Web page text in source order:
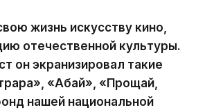
жизнь искусству кино,
отечественной культуры.
он экранизировал такие
«Абай», «Прощай,
нашей национальной